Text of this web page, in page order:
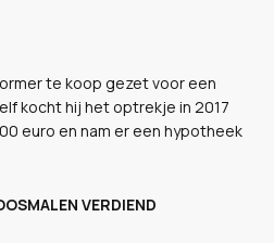
te koop gezet voor een
kocht hij het optrekje in 2017
euro en nam er een hypotheek
VERDIEND